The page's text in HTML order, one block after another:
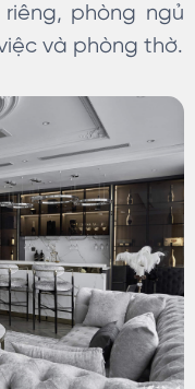
phòng ngủ
và phòng thờ.